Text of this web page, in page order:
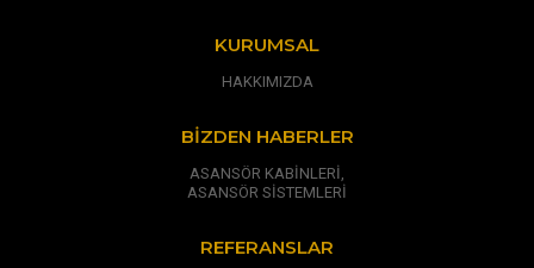
KURUMSAL
HAKKIMIZDA
BIZDEN HABERLER
ASANSÖR KABİNLERİ,
ASANSÖR SİSTEMLERİ
REFERANSLAR